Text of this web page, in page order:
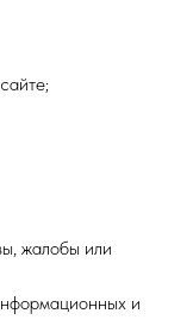
жалобы или
и